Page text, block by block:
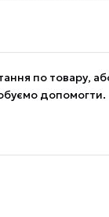
по товару,
допомогти.